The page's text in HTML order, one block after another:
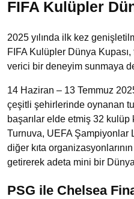
FIFA Kulüpler
2025 yılında ilk kez
FIFA Kulüpler Dünya
verici bir deneyim sunmaya
14 Haziran – 13 Temmuz
çeşitli şehirlerinde oynanan
başarılar elde etmiş 32 kulüp
Turnuva, UEFA Şampiyonlar
diğer kıta
getirerek adeta mini bir
PSG ile Chelsea